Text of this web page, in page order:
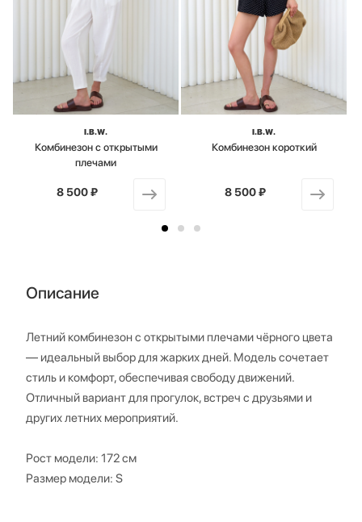
I.B.W.
Комбинезон с открытыми
плечами
от
8 500 ₽
I.B.W.
Комбинезон короткий
от
8 500 ₽
Описание
Летний комбинезон с открытыми плечами чёрного цвета
— идеальный выбор для жарких дней. Модель сочетает
стиль и комфорт, обеспечивая свободу движений.
Отличный вариант для прогулок, встреч с друзьями и
других летних мероприятий.
Рост модели: 172 см
Размер модели: S